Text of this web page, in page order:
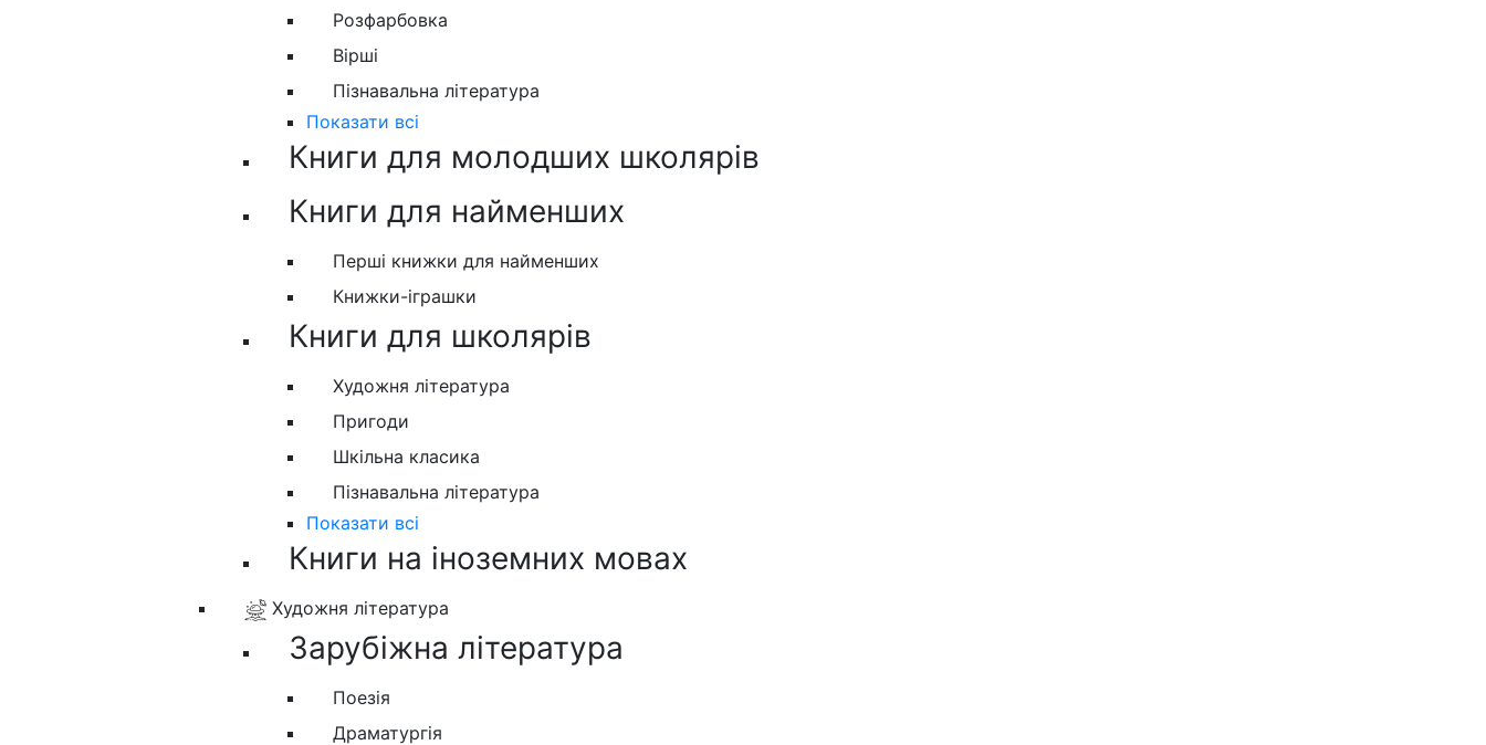
Розфарбовка
Вірші
Пізнавальна література
Показати всі
Книги для молодших школярів
Книги для найменших
Перші книжки для найменших
Книжки-іграшки
Книги для школярів
Художня література
Пригоди
Шкільна класика
Пізнавальна література
Показати всі
Книги на іноземних мовах
Художня література
Зарубіжна література
Поезія
Драматургія